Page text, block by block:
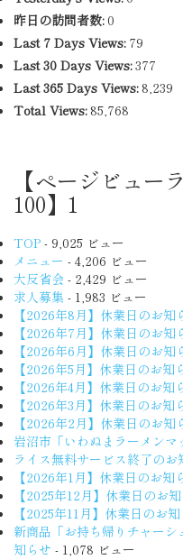
昨日の訪問者数:0
Last 7 Days Views: 79
Last 30 Days Views:377
Last 365 Days Views:8,239
Total Views:85,768
【ページビュー
100】1
TOP - 9,025 ビュー
メニュー - 4,206 ビュー
大反省会 - 2,429 ビュー
求人募集 - 1,983 ビュー
【2026年8月】休業日のお知
【2026年7月】休業日のお知
【2026年6月】休業日のお知
【2026年5月】休業日のお知
【2026年4月】休業日のお知
【2026年3月】休業日のお知
【2026年2月】休業日のお知
岩沼市「いわぬまラーメン
ライス無料サービス終了のお
【2026年1月】休業日のお知
【2025年12月】休業日のお
【2025年11月】休業日のお
新商品「お持ち帰りチャー
知らせ - 1,078 ビュー